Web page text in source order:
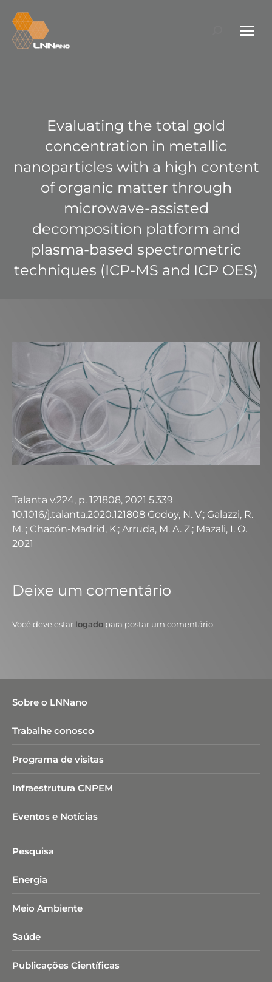
Search:
Evaluating the total gold
concentration in metallic
nanoparticles with a high content
of organic matter through
microwave-assisted
decomposition platform and
plasma-based spectrometric
techniques (ICP-MS and ICP OES)
Talanta v.224, p. 121808, 2021 5.339
10.1016/j.talanta.2020.121808 Godoy, N. V.; Galazzi, R.
M. ; Chacón-Madrid, K.; Arruda, M. A. Z.; Mazali, I. O.
2021
Deixe um comentário
Você deve estar logado para postar um comentário.
Sobre o LNNano
Trabalhe conosco
Programa de visitas
Infraestrutura CNPEM
Eventos e Notícias
Pesquisa
Energia
Meio Ambiente
Saúde
Publicações Científicas